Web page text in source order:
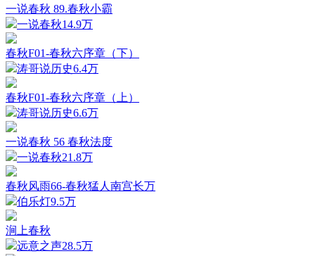
一说春秋 89.春秋小霸
一说春秋14.9万
春秋F01-春秋六序章（下）
涛哥说历史6.4万
春秋F01-春秋六序章（上）
涛哥说历史6.6万
一说春秋 56 春秋法度
一说春秋21.8万
春秋风雨66-春秋猛人南宫长万
伯乐灯9.5万
涧上春秋
远意之声28.5万